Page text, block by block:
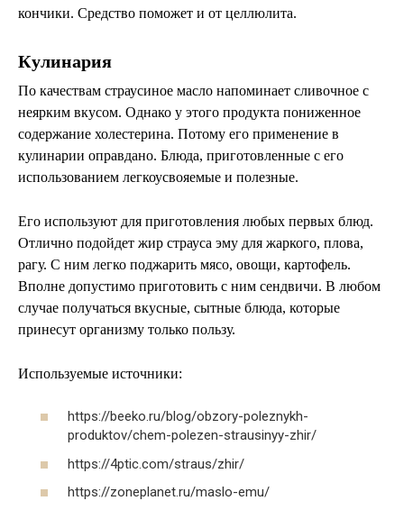
кончики. Средство поможет и от целлюлита.
Кулинария
По качествам страусиное масло напоминает сливочное с
неярким вкусом. Однако у этого продукта пониженное
содержание холестерина. Потому его применение в
кулинарии оправдано. Блюда, приготовленные с его
использованием легкоусвояемые и полезные.
Его используют для приготовления любых первых блюд.
Отлично подойдет жир страуса эму для жаркого, плова,
рагу. С ним легко поджарить мясо, овощи, картофель.
Вполне допустимо приготовить с ним сендвичи. В любом
случае получаться вкусные, сытные блюда, которые
принесут организму только пользу.
Используемые источники:
https://beeko.ru/blog/obzory-poleznykh-
produktov/chem-polezen-strausinyy-zhir/
https://4ptic.com/straus/zhir/
https://zoneplanet.ru/maslo-emu/